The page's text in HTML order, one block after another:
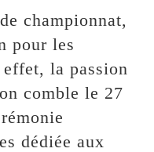
championnat,
pour les
la passion
comble le 27
dédiée aux